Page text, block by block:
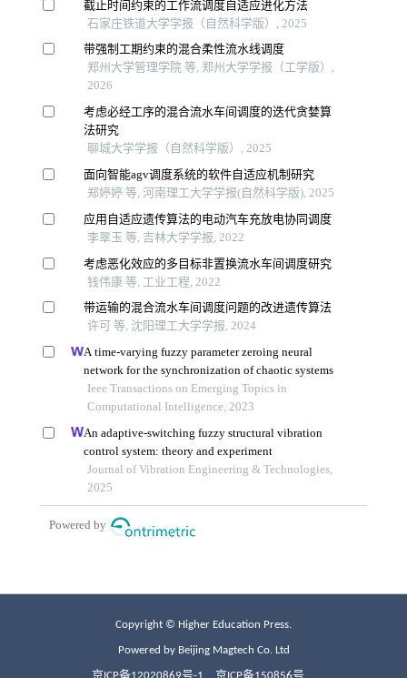
Copyright © Higher Education Press.
Powered by Beijing Magtech Co. Ltd
京ICP备12020869号-1 京ICP备150856号